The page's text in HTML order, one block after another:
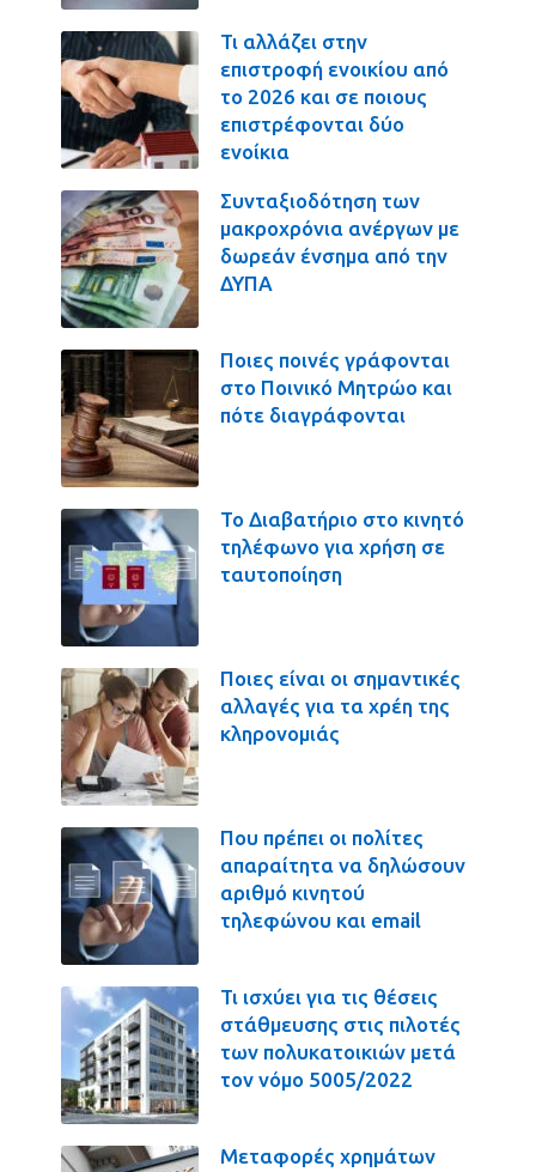
Τι αλλάζει στην
επιστροφή ενοικίου από
το 2026 και σε ποιους
επιστρέφονται δύο
ενοίκια
Συνταξιοδότηση των
μακροχρόνια ανέργων με
δωρεάν ένσημα από την
ΔΥΠΑ
Ποιες ποινές γράφονται
στο Ποινικό Μητρώο και
πότε διαγράφονται
Το Διαβατήριο στο κινητό
τηλέφωνο για χρήση σε
ταυτοποίηση
Ποιες είναι οι σημαντικές
αλλαγές για τα χρέη της
κληρονομιάς
Που πρέπει οι πολίτες
απαραίτητα να δηλώσουν
αριθμό κινητού
τηλεφώνου και email
Τι ισχύει για τις θέσεις
στάθμευσης στις πιλοτές
των πολυκατοικιών μετά
τον νόμο 5005/2022
Μεταφορές χρημάτων